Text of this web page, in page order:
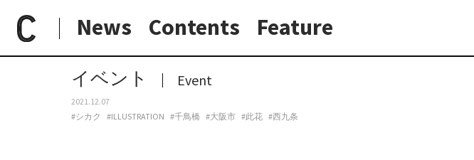
News Contents Feature
日常と現場
paperC 今週のイベント
イベント Event
2021.12.07
#シカク
#ILLUSTRATION #千鳥橋 #大阪市 #此花 #西九条